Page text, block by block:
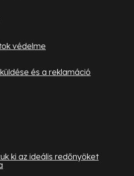
védelme
és a reklamáció
ki az ideális redőnyöket